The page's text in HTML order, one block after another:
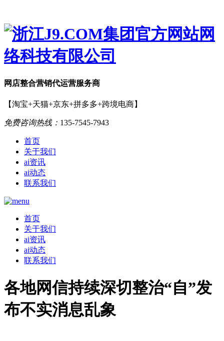
网店整合营销代运营服务商
【淘宝+天猫+京东+拼多多+跨境电商】
免费咨询热线： 135-7545-7943
首页
关于我们
ai资讯
ai动态
联系我们
首页
关于我们
ai资讯
ai动态
联系我们
各地网信持续深切整治“自”发
布不实消息乱象